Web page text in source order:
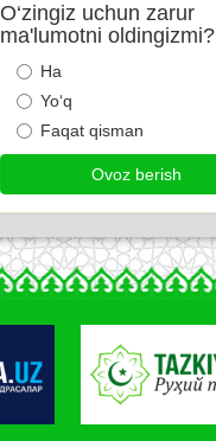
O‘zingiz uchun zarur
ma'lumotni oldingizmi?
Ha
Yo‘q
Faqat qisman